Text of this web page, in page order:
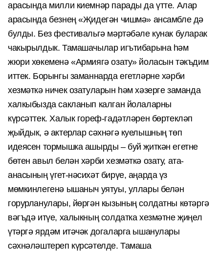
арасында милли киемнәр парады да үтте. Алар
арасында безнең «Җидегән чишмә» ансамбле дә
булды. Без фестивальгә мәртәбәле кунак буларак
чакырылдык. Тамашачылар игътибарына һәм
жюри хөкеменә «Армиягә озату» йоласын тәкъдим
иттек. Борынгы заманнарда егетләрне хәрби
хезмәткә ничек озатуларын һәм хәзерге заманда
халкыбызда сакланып калган йолаларны
күрсәттек. Халык гореф-гадәтләрен бөртекләп
җыйдык, ә актерлар сәхнәгә куелышның төп
идеясен тормышка ашырды – буй җиткән егетне
бөтен авыл белән хәрби хезмәткә озату, ата-
анасының үгет-нәсихәт бирүе, аңарда үз
мөмкинлегенә ышаныч уятуы, уллары белән
горурланулары, йөргән кызының солдатны көтәргә
вәгъдә итүе, халыкның солдатка хезмәтне җиңел
үтәргә ярдәм итәчәк догаларга ышанулары
сәхнәләштереп күрсәтелде. Тамаша